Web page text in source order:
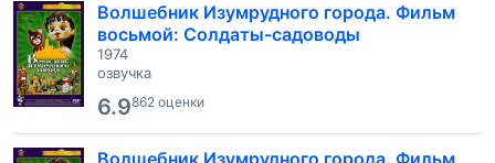
Волшебник Изумрудного города. Фильм
восьмой: Солдаты-садоводы
1974
озвучка
6.9862 оценки
Волшебник Изумрудного города. Фильм